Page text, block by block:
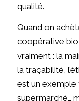
qualité.
Quand on
coopérative
vraiment : la
la traçabilité,
est un exemple
supermarché…